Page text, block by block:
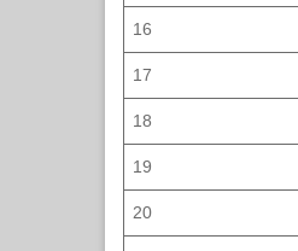
16
17
18
19
20